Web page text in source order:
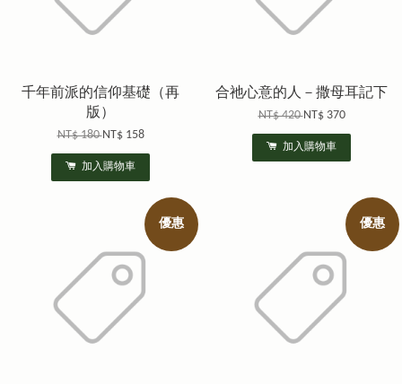
千年前派的信仰基礎（再
版）
NT$ 180NT$ 158
加入購物車
合祂心意的人－撒母耳記下
NT$ 420NT$ 370
加入購物車
優惠 優惠